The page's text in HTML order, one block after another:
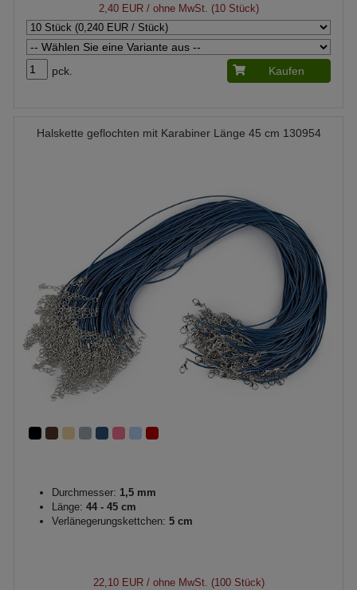
2,40 EUR/ ohne MwSt. (10 Stück)
pck. Kaufen
Halskette geflochten mit Karabiner Länge 45 cm 130954
Durchmesser: 1,5 mm
Länge: 44 - 45 cm
Verlänegerungskettchen: 5 cm
22,10 EUR/ ohne MwSt. (100 Stück)